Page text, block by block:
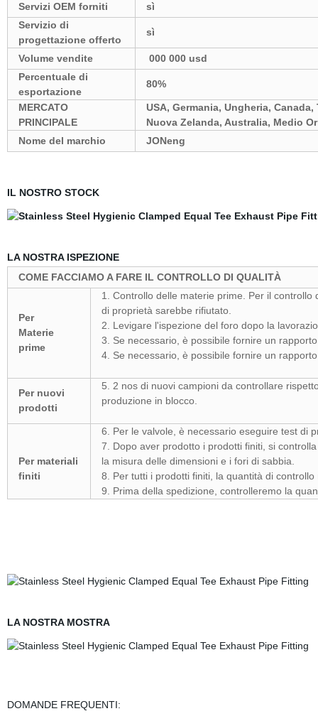
Servizi OEM forniti
sì
Servizio di
progettazione offerto
sì
Volume vendite
000 000 usd
Percentuale di
esportazione
80%
MERCATO
PRINCIPALE
USA, Germania, Ungheria,
Nuova Zelanda, Australia, Medio
Nome del marchio
JONeng
IL NOSTRO STOCK
LA NOSTRA ISPEZIONE
COME FACCIAMO A FARE IL CONTROLLO DI QUALITÀ
Per
Materie
prime
1. Controllo delle materie prime. Per il
di proprietà sarebbe rifiutato.
2. Levigare l'ispezione del foro dopo la
3. Se necessario, è possibile fornire un
4. Se necessario, è possibile fornire un
Per nuovi
prodotti
5. 2 nos di nuovi campioni da controllare
produzione in blocco.
Per materiali
finiti
6. Per le valvole, è necessario eseguire test di
7. Dopo aver prodotto i prodotti finiti, si
la misura delle dimensioni e i fori di sabbia.
8. Per tutti i prodotti finiti, la quantità di
9. Prima della spedizione, controlleremo la
LA NOSTRA MOSTRA
DOMANDE FREQUENTI: